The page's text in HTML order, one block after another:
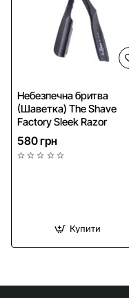
Небезпечна бритва
(Шаветка) The Shave
Factory Sleek Razor
580 грн
Купити